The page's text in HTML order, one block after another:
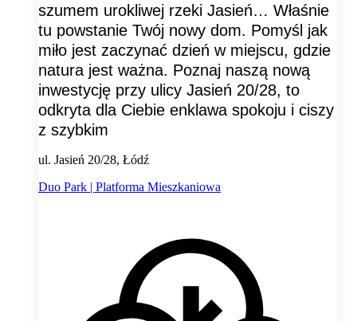
szumem urokliwej rzeki Jasień… Właśnie
tu powstanie Twój nowy dom. Pomyśl jak
miło jest zaczynać dzień w miejscu, gdzie
natura jest ważna. Poznaj naszą nową
inwestycję przy ulicy Jasień 20/28, to
odkryta dla Ciebie enklawa spokoju i ciszy
z szybkim
ul. Jasień 20/28, Łódź
Duo Park | Platforma Mieszkaniowa